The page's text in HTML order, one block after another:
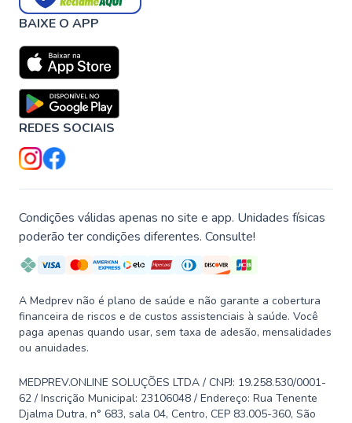
BAIXE O APP
REDES SOCIAIS
Condições válidas apenas no site e app. Unidades físicas
poderão ter condições diferentes. Consulte!
A Medprev não é plano de saúde e não garante a cobertura
financeira de riscos e de custos assistenciais à saúde. Você
paga apenas quando usar, sem taxa de adesão, mensalidades
ou anuidades.
MEDPREV.ONLINE SOLUÇÕES LTDA / CNPJ: 19.258.530/0001-
62 / Inscrição Municipal: 23106048 / Endereço: Rua Tenente
Djalma Dutra, n° 683, sala 04, Centro, CEP 83.005-360, São